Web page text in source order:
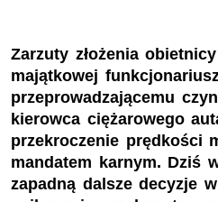
Zarzuty złożenia
majątkowej
przeprowadzającemu
kierowca ciężarowego
przekroczenie prędkości
mandatem karnym. Dziś
zapadną dalsze decyzje